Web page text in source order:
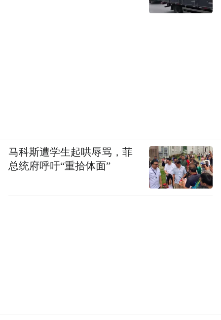
马科斯遭学生起哄辱骂，菲
总统府呼吁“重拾体面”